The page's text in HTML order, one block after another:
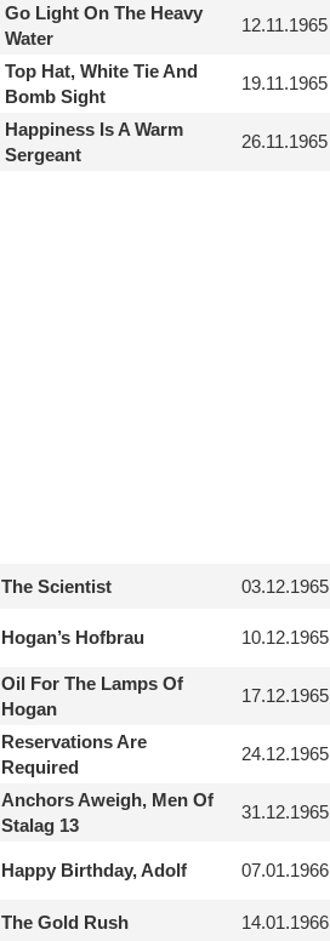
Go Light On The Heavy
Water
12.11.1965
Top Hat, White Tie And
Bomb Sight
19.11.1965
Happiness Is A Warm
Sergeant
26.11.1965
The Scientist 03.12.1965
Hogan’s Hofbrau 10.12.1965
Oil For The Lamps Of
Hogan
17.12.1965
Reservations Are
Required
24.12.1965
Anchors Aweigh, Men Of
Stalag 13
31.12.1965
Happy Birthday, Adolf 07.01.1966
The Gold Rush 14.01.1966